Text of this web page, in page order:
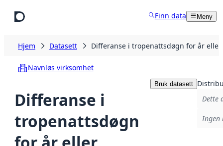
Finn data Meny
Hjem Datasett Differanse i tropenattsdøgn for år eller
Navnløs virksomhet
Differanse i
tropenattsdøgn
Bruk datasett
Dette
Ingen